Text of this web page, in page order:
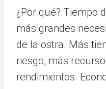
¿Por qué? Tiempo
más grandes
de la ostra. Más
riesgo, más
rendimientos.